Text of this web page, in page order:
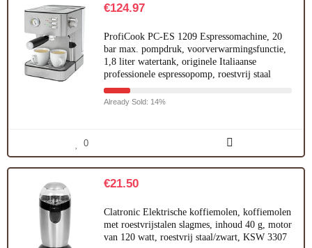
€124.97
ProfiCook PC-ES 1209 Espressomachine, 20
bar max. pompdruk, voorverwarmingsfunctie,
1,8 liter watertank, originele Italiaanse
professionele espressopomp, roestvrij staal
Already Sold: 14%
0
€21.50
Clatronic Elektrische koffiemolen, koffiemolen
met roestvrijstalen slagmes, inhoud 40 g, motor
van 120 watt, roestvrij staal/zwart, KSW 3307